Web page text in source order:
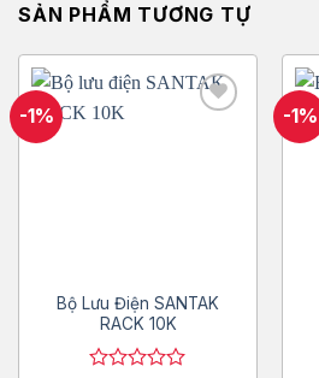
SẢN PHẨM TƯƠNG TỰ
-1%
Bộ Lưu Điện SANTAK
RACK 10K
-1%